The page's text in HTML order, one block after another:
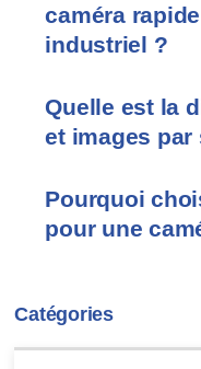
caméra
industriel ?
Quelle est la
et images par
Pourquoi
pour une
Catégories